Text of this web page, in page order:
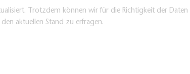
Trotzdem können wir für die Richtigkeit der
aktuellen Stand zu erfragen.